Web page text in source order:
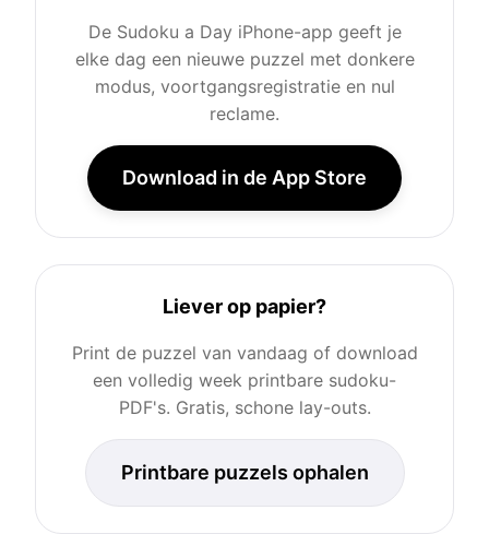
De Sudoku a Day iPhone-app geeft je
elke dag een nieuwe puzzel met donkere
modus, voortgangsregistratie en nul
reclame.
Download in de App Store
Liever op papier?
Print de puzzel van vandaag of download
een volledig week printbare sudoku-
PDF's. Gratis, schone lay-outs.
Printbare puzzels ophalen